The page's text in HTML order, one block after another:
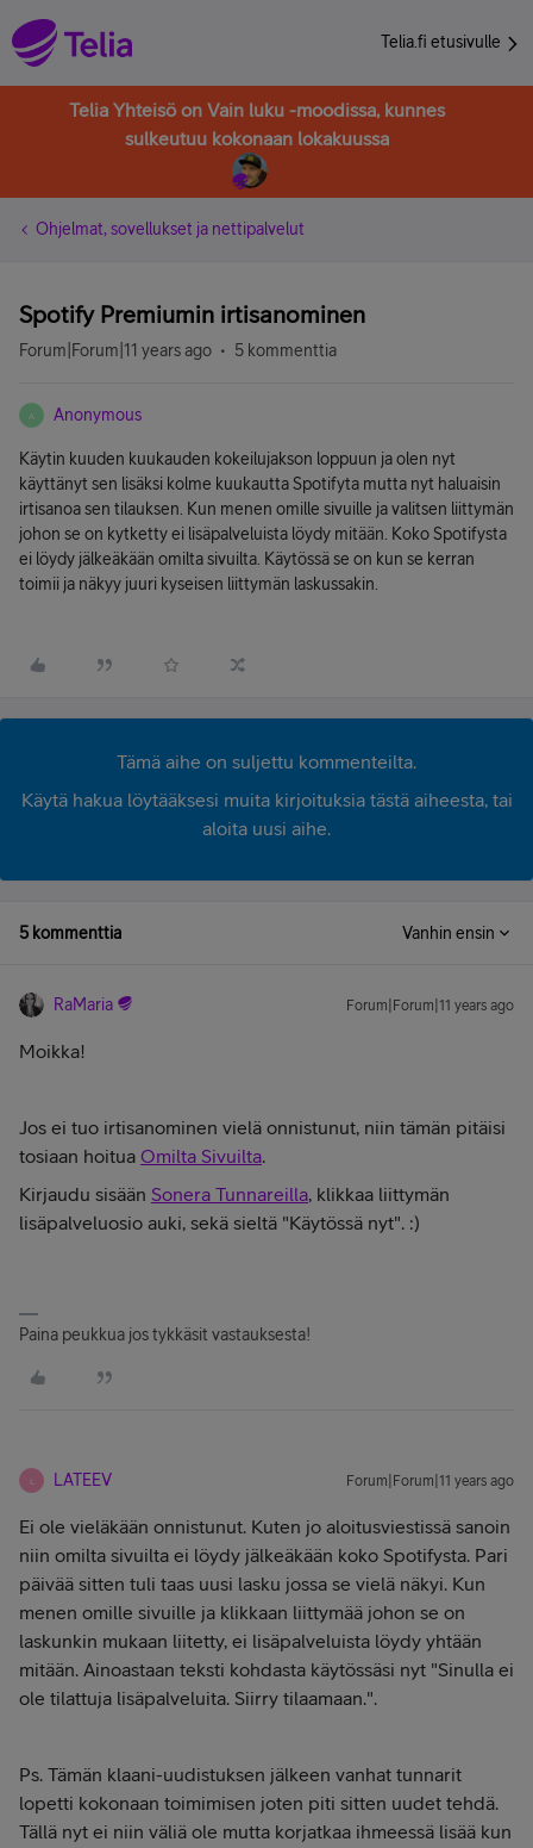
Telia.fi etusivulle
Telia Yhteisö on Vain luku -moodissa, kunnes
sulkeutuu kokonaan lokakuussa
Ohjelmat, sovellukset ja nettipalvelut
Spotify Premiumin irtisanominen
Forum|Forum|11 years ago 5 kommenttia
A Anonymous
Käytin kuuden kuukauden kokeilujakson loppuun ja olen nyt
käyttänyt sen lisäksi kolme kuukautta Spotifyta mutta nyt haluaisin
irtisanoa sen tilauksen. Kun menen omille sivuille ja valitsen liittymän
johon se on kytketty ei lisäpalveluista löydy mitään. Koko Spotifysta
ei löydy jälkeäkään omilta sivuilta. Käytössä se on kun se kerran
toimii ja näkyy juuri kyseisen liittymän laskussakin.
Tämä aihe on suljettu kommenteilta.
Käytä hakua löytääksesi muita kirjoituksia tästä aiheesta, tai
aloita uusi aihe.
5 kommenttia Vanhin ensin
RaMaria Forum|Forum|11 years ago
Moikka!
Jos ei tuo irtisanominen vielä onnistunut, niin tämän pitäisi
tosiaan hoitua Omilta Sivuilta.
Kirjaudu sisään Sonera Tunnareilla, klikkaa liittymän
lisäpalveluosio auki, sekä sieltä "Käytössä nyt". :)
Paina peukkua jos tykkäsit vastauksesta!
LATEEV Forum|Forum|11 years ago
Ei ole vieläkään onnistunut. Kuten jo aloitusviestissä sanoin
niin omilta sivuilta ei löydy jälkeäkään koko Spotifysta. Pari
päivää sitten tuli taas uusi lasku jossa se vielä näkyi. Kun
menen omille sivuille ja klikkaan liittymää johon se on
laskunkin mukaan liitetty, ei lisäpalveluista löydy yhtään
mitään. Ainoastaan teksti kohdasta käytössäsi nyt "Sinulla ei
ole tilattuja lisäpalveluita. Siirry tilaamaan.".
Ps. Tämän klaani-uudistuksen jälkeen vanhat tunnarit
lopetti kokonaan toimimisen joten piti sitten uudet tehdä.
Tällä nyt ei niin väliä ole mutta korjatkaa ihmeessä lisää kun